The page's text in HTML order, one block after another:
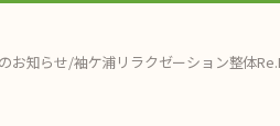
お知らせ/袖ケ浦リラクゼーション整体